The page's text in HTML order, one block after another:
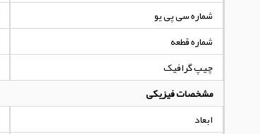
شماره سی پی یو
شماره قطعه
چیپ گرافیک
مشخصات فیزیکی
ابعاد